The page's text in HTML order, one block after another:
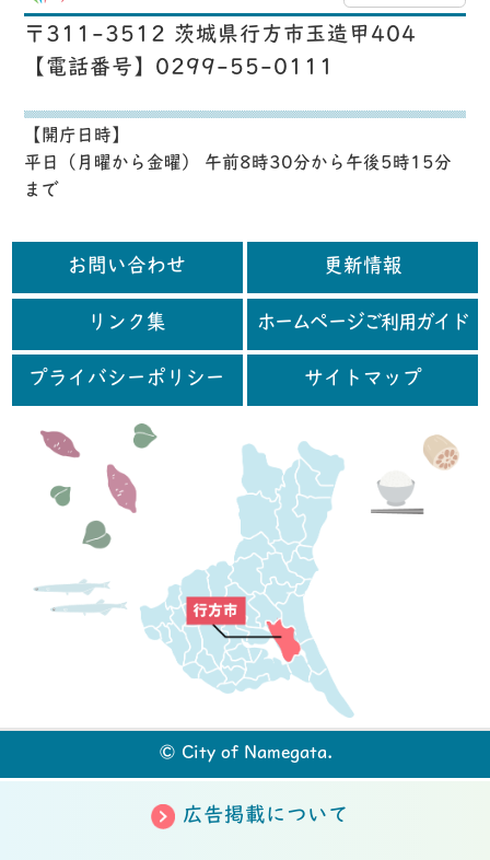
〒311-3512 茨城県行方市玉造甲404
【電話番号】0299-55-0111
【開庁日時】
平日（月曜から金曜） 午前8時30分から午後5時15分
まで
お問い合わせ 更新情報
リンク集 ホームページご利用ガイド
プライバシーポリシー サイトマップ
© City of Namegata.
広告掲載について